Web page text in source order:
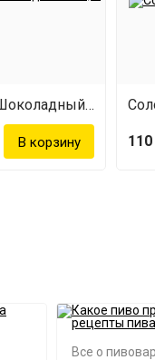
Солод Курский Шоколадный 900, 1 кг
Все о